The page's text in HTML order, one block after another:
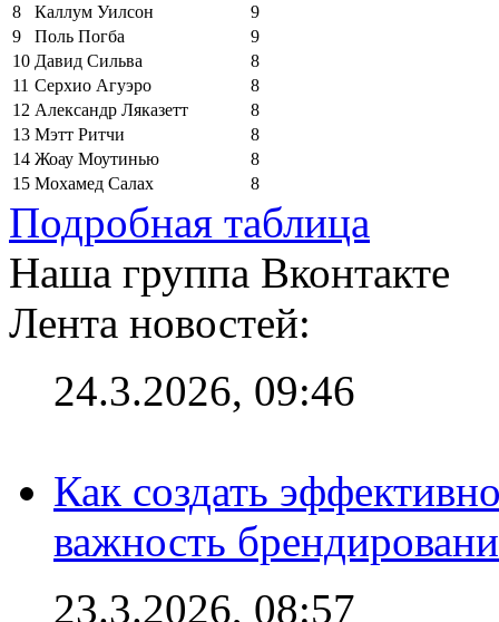
8
Каллум Уилсон
9
9
Поль Погба
9
10 Давид Сильва
8
11 Серхио Агуэро
8
12 Александр Ляказетт
8
13 Мэтт Ритчи
8
14 Жоау Моутинью
8
15 Мохамед Салах 8
Подробная таблица
Наша группа Вконтакте
Лента новостей:
24.3.2026, 09:46
Как создать
важность
23.3.2026, 08:57